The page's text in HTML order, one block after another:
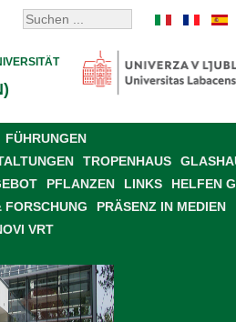
FÜHRUNGEN
TROPENHAUS
PFLANZEN LINKS
HELFEN
FORSCHUNG
PRÄSENZ IN MEDIEN
VRT